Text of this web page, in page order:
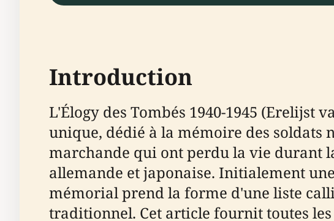
Introduction
L'Élogy des Tombés 1940-1945 (Erelijst
unique, dédié à la mémoire des soldats
marchande qui ont perdu la vie durant
allemande et japonaise. Initialement
mémorial prend la forme d'une liste
traditionnel. Cet article fournit toutes